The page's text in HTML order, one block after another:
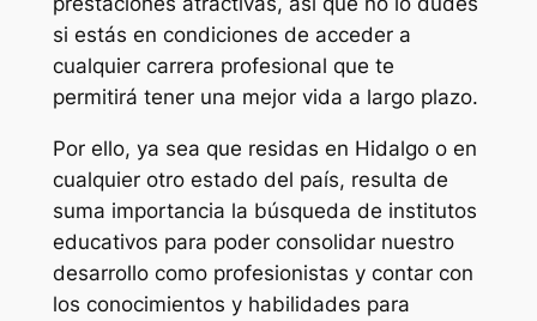
si estás en condiciones de acceder a
cualquier carrera profesional que te
permitirá tener una mejor vida a largo plazo.
Por ello, ya sea que residas en Hidalgo o en
cualquier otro estado del país, resulta de
suma importancia la búsqueda de institutos
educativos para poder consolidar nuestro
desarrollo como profesionistas y contar con
los conocimientos y habilidades para